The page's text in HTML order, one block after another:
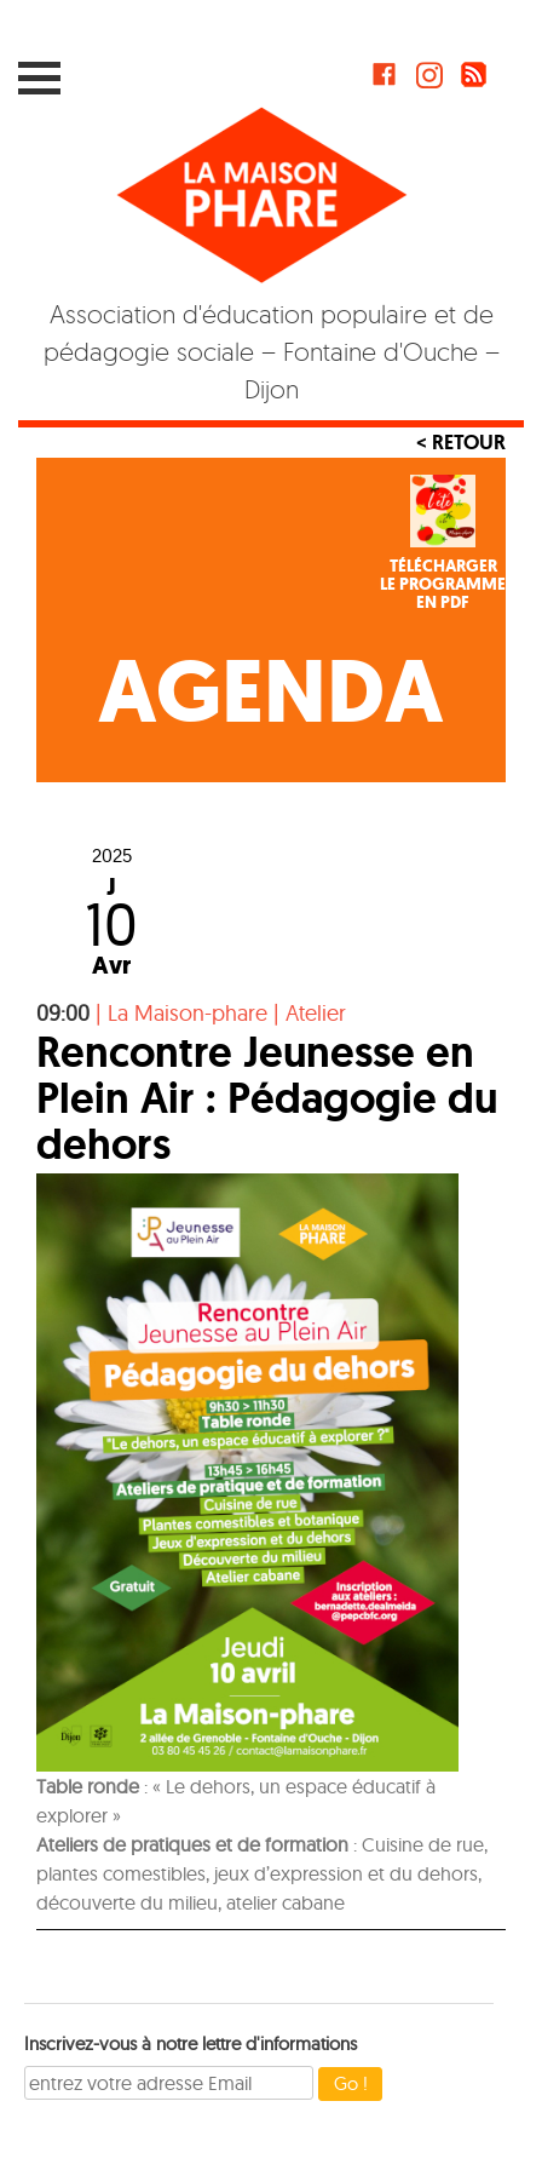
Association d'éducation populaire et de
pédagogie sociale – Fontaine d'Ouche –
Dijon
< RETOUR
TÉLÉCHARGER
LE PROGRAMME
EN PDF
AGENDA
2025
J
10
Avr
09:00 | La Maison-phare | Atelier
Rencontre Jeunesse en
Plein Air : Pédagogie du
dehors
Table ronde : « Le dehors, un espace éducatif à
explorer »
Ateliers de pratiques et de formation : Cuisine de rue,
plantes comestibles, jeux d’expression et du dehors,
découverte du milieu, atelier cabane
Inscrivez-vous à notre lettre d'informations